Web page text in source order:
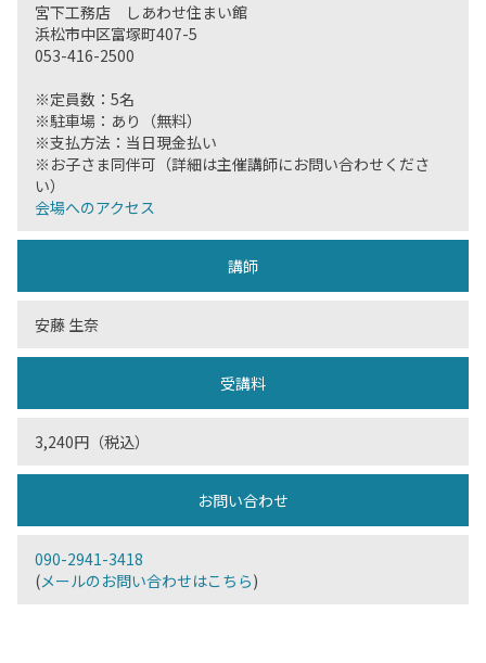
宮下工務店 しあわせ住まい館
浜松市中区富塚町407-5
053-416-2500
※定員数：5名
※駐車場：あり（無料）
※支払方法：当日現金払い
※お子さま同伴可（詳細は主催講師にお問い合わせくださ
い）
会場へのアクセス
講師
安藤 生奈
受講料
3,240円（税込）
お問い合わせ
090-2941-3418
(メールのお問い合わせはこちら)